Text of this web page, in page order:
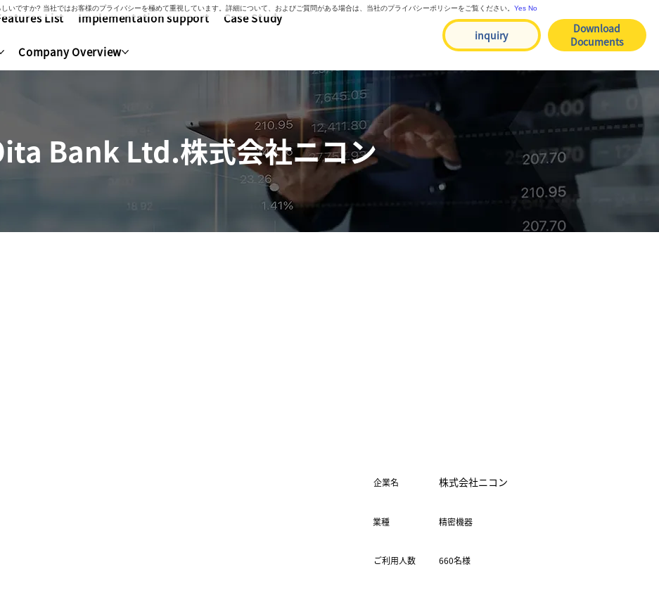
List Implementation support Case Study
Company Overview
inquiry
Download
Documents
Bank Ltd.株式会社ニコン
660名様
ご利用人数
精密機器
業種
株式会社ニコン
​企業名
いですか? 当社ではお客様のプライバシーを極めて重視しています。詳細について、およびご質問がある場合は、当社のプライバシーポリシーをご覧ください。 Yes No